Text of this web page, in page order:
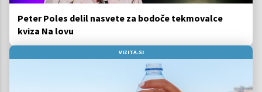
Peter Poles delil nasvete za bodoče tekmovalce
kviza Na lovu
VIZITA.SI